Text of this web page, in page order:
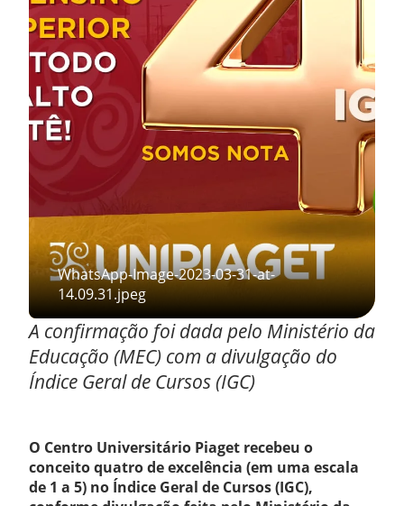
WhatsApp-Image-2023-03-31-at-
14.09.31.jpeg
A confirmação foi dada pelo Ministério da
Educação (MEC) com a divulgação do
Índice Geral de Cursos (IGC)
O Centro Universitário Piaget recebeu o
conceito quatro de excelência (em uma escala
de 1 a 5) no Índice Geral de Cursos (IGC),